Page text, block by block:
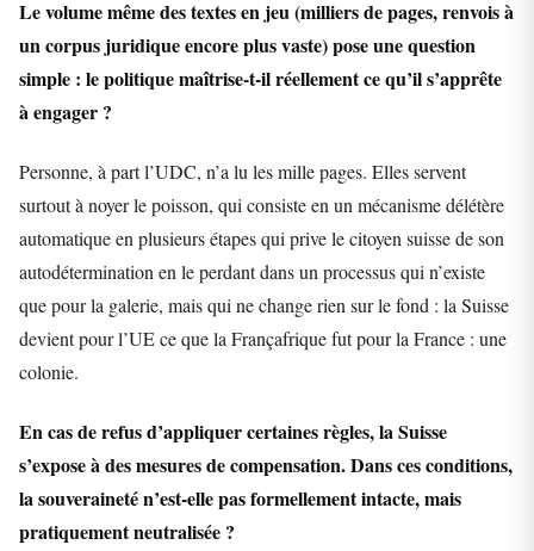
Le volume même des textes en jeu (milliers de pages, renvois à
un corpus juridique encore plus vaste) pose une question
simple : le politique maîtrise-t-il réellement ce qu’il s’apprête
à engager ?
Personne, à part l’UDC, n’a lu les mille pages. Elles servent
surtout à noyer le poisson, qui consiste en un mécanisme délétère
automatique en plusieurs étapes qui prive le citoyen suisse de son
autodétermination en le perdant dans un processus qui n’existe
que pour la galerie, mais qui ne change rien sur le fond : la Suisse
devient pour l’UE ce que la Françafrique fut pour la France : une
colonie.
En cas de refus d’appliquer certaines règles, la Suisse
s’expose à des mesures de compensation. Dans ces conditions,
la souveraineté n’est-elle pas formellement intacte, mais
pratiquement neutralisée ?